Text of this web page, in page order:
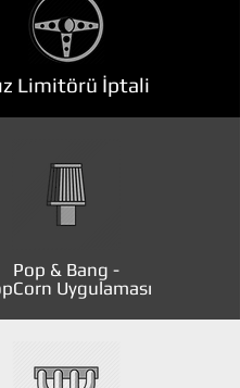
Limitörü İptali
Pop & Bang -
Uygulaması